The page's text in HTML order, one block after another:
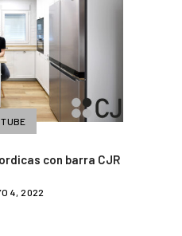
con barra CJR
4, 2022